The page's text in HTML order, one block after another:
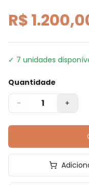
R$
✓ 7 unidades
Quantidade
- 1 +